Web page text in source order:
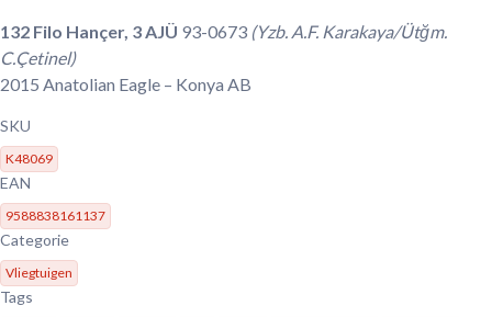
132 Filo Hançer, 3 AJÜ 93-0673 (Yzb. A.F. Karakaya/Ütğm.
C.Çetinel)
2015 Anatolian Eagle – Konya AB
SKU
K48069
EAN
9588838161137
Categorie
Vliegtuigen
Tags